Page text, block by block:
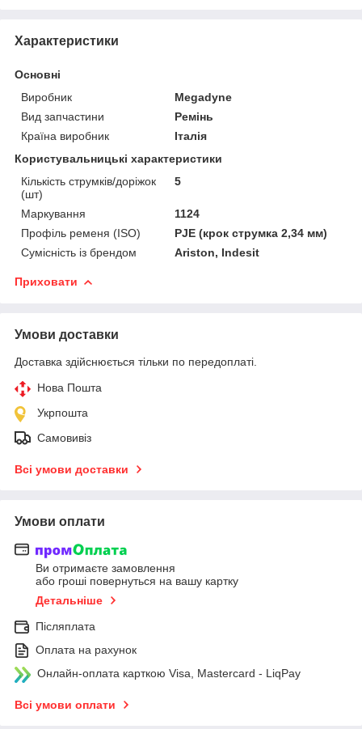
Характеристики
Основні
Виробник
Megadyne
Вид запчастини
Ремінь
Країна виробник
Італія
Користувальницькі характеристики
Кількість струмків/доріжок
(шт)
5
Маркування
1124
Профіль ременя (ISO)
PJE (крок струмка 2,34 мм)
Сумісність із брендом
Ariston, Indesit
Приховати
Умови доставки
Доставка здійснюється тільки по передоплаті.
Нова Пошта
Укрпошта
Самовивіз
Всі умови доставки
Умови оплати
Ви отримаєте замовлення
або гроші повернуться на вашу картку
Детальніше
Післяплата
Оплата на рахунок
Онлайн-оплата карткою Visa, Mastercard - LiqPay
Всі умови оплати